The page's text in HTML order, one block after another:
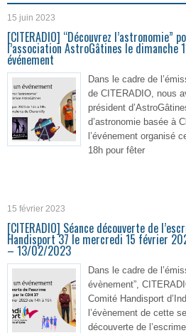
15 juin 2023
[CITERADIO] “Découvrez l’astronomie”
l’association AstroGâtines le dimanche
événement
Dans le cadre de
de CITERADIO, nous
président
d’astronomie basée à
l’événement organisé
18h pour fêter
15 février 2023
[CITERADIO] Séance découverte de
Handisport 37 le mercredi 15 février
– 13/02/2023
Dans le cadre de
évènement”,
Comité Handisport
l’évènement de cette
découverte de